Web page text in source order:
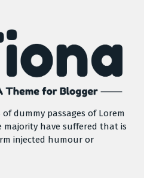
dummy passages of Lorem
have suffered that is
injected humour or